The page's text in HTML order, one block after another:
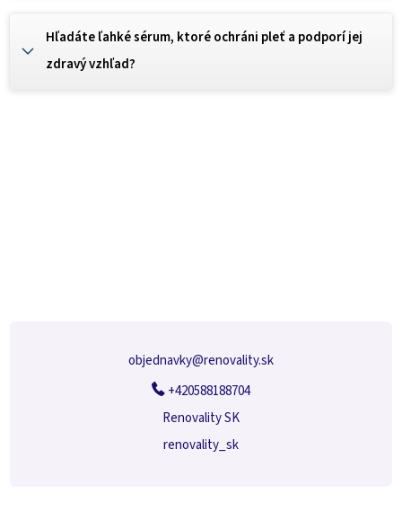
Hľadáte ľahké sérum, ktoré ochráni pleť a podporí jej
zdravý vzhľad?
objednavky@renovality.sk
+420588188704
Renovality SK
renovality_sk